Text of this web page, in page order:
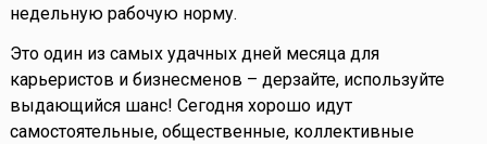
недельную рабочую норму.
Это один из самых удачных дней месяца для
карьеристов и бизнесменов – дерзайте, используйте
выдающийся шанс! Сегодня хорошо идут
самостоятельные, общественные, коллективные